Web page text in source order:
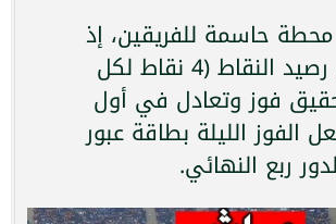
محطة حاسمة للفريقين، إذ
يتساويان في رصيد النقاط (4 نقاط لكل
فوز وتعادل في أول
الفوز الليلة بطاقة عبور
ربع النهائي.